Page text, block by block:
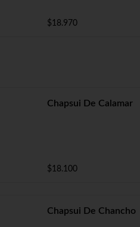
$18.970
Chapsui De Calamar
$18.100
Chapsui De Chancho